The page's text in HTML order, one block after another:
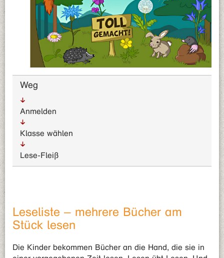
Weg
Anmelden
Klasse wählen
Lese-Fleiß
Leseliste – mehrere Bücher am
Stück lesen
Die Kinder bekommen Bücher an die Hand, die sie in